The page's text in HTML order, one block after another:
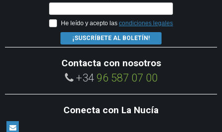
He leído y acepto las condiciones legales
¡SUSCRÍBETE AL BOLETÍN!
Contacta con nosotros
+34 96 587 07 00
Conecta con La Nucía